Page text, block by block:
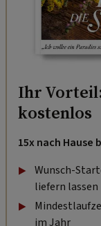
Ihr
kostenlos
15x nach Hause
Wunsch-
liefern lassen
im Jahr